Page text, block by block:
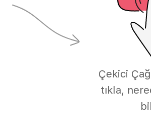
Çekici
tıkla,